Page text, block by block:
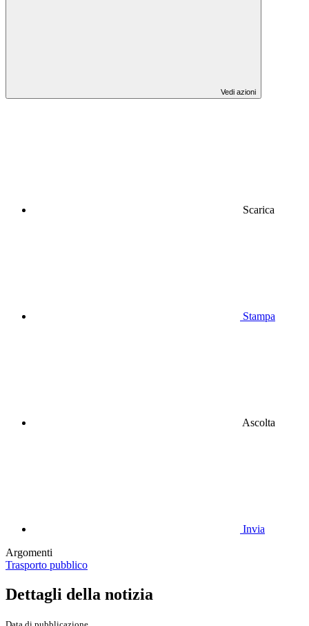
Vedi azioni
Scarica
Stampa
Ascolta
Invia
Argomenti
Trasporto pubblico
Dettagli della notizia